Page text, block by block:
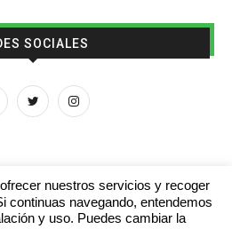
SOCIALES
nuestros servicios y recoger
continuas navegando, entendemos
y uso. Puedes cambiar la